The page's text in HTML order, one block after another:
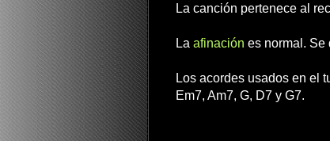
La canción pertenece al
La afinación es normal. Se
Los acordes usados en el
Em7, Am7, G, D7 y G7.